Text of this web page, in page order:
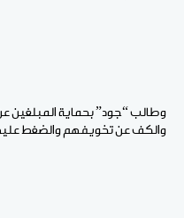
وطالب “جود” بحماية المبلغين
والكف عن تخويفهم والضغط